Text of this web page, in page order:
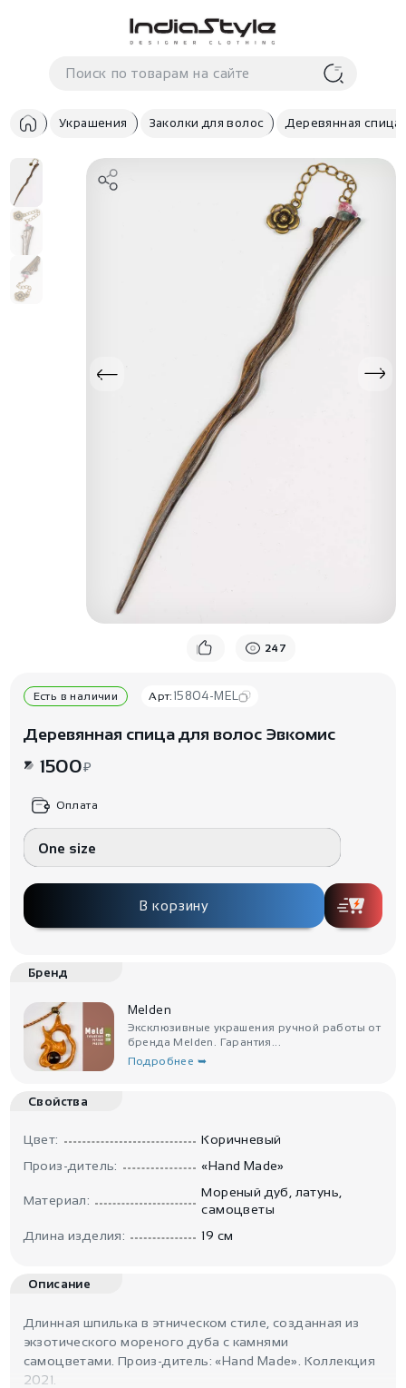
Корзина
В корзиненеттоваров
Корзина покупок пуста..
Украшения Заколки для волос Деревянная спица
247
Есть в наличии Арт: 15804-MEL
Деревянная спица для волос Эвкомис
1500₽
Оплата
One size
В корзину
Бренд
Melden
Эксклюзивные украшения ручной работы от
бренда Melden. Гарантия...
Подробнее ➥
Свойства
Цвет:
Коричневый
Произ-дитель:
«Hand Made»
Материал:
Мореный дуб, латунь,
самоцветы
Длина изделия:
19 см
Описание
Длинная шпилька в этническом стиле, созданная из
экзотического мореного дуба с камнями
самоцветами. Произ-дитель: «Hand Made». Коллекция
2021.